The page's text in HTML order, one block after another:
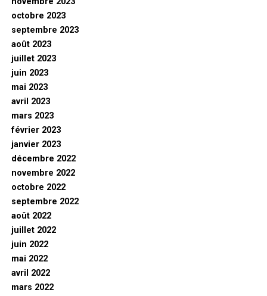
octobre 2023
septembre 2023
août 2023
juillet 2023
juin 2023
mai 2023
avril 2023
mars 2023
février 2023
janvier 2023
décembre 2022
novembre 2022
octobre 2022
septembre 2022
août 2022
juillet 2022
juin 2022
mai 2022
avril 2022
mars 2022